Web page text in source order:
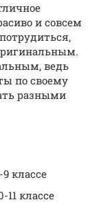
и совсем
ведь
по своему
разными
классе
11 классе